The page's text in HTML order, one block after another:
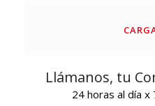
Llámanos, tu
24 horas al día x